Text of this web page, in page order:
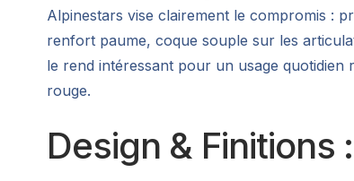
Alpinestars vise clairement le compromis :
renfort paume, coque souple sur les
le rend intéressant pour un usage
rouge.
Design &